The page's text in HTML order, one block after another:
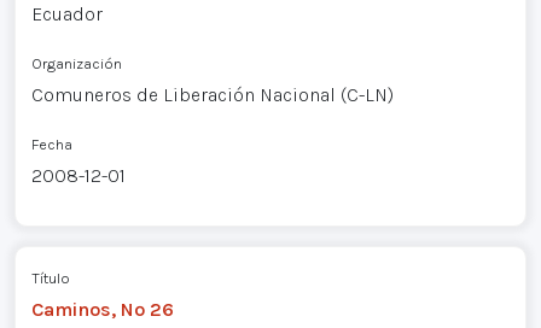
Ecuador
Organización
Comuneros de Liberación Nacional (C-LN)
Fecha
2008-12-01
Título
Caminos, Nº 26